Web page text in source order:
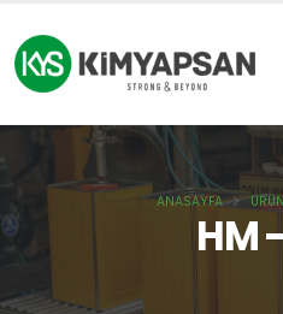
HM
ANASAYFA